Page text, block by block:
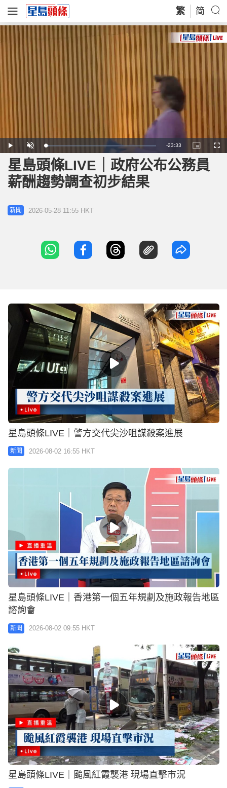
繁 简
Play UnmuteLoaded:
2.78%
Remaining
Time
-23:33
Picture-
in-
Picture
星島頭條LIVE｜政府公布公務員
薪酬趨勢調查初步結果
新聞 2026-05-28 11:55 HKT
星島頭條LIVE｜警方交代尖沙咀謀殺案進展
新聞 2026-08-02 16:55 HKT
星島頭條LIVE｜香港第一個五年規劃及施政報告地區
諮詢會
新聞 2026-08-02 09:55 HKT
星島頭條LIVE｜颱風紅霞襲港 現場直擊市況